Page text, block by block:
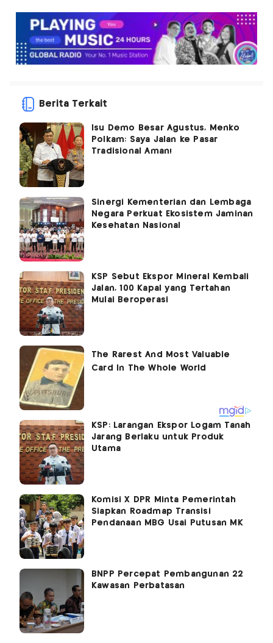
Berita Terkait
Isu Demo Besar Agustus, Menko
Polkam: Saya Jalan ke Pasar
Tradisional Aman!
Sinergi Kementerian dan Lembaga
Negara Perkuat Ekosistem Jaminan
Kesehatan Nasional
KSP Sebut Ekspor Mineral Kembali
Jalan, 100 Kapal yang Tertahan
Mulai Beroperasi
KSP: Larangan Ekspor Logam Tanah
Jarang Berlaku untuk Produk
Utama
Komisi X DPR Minta Pemerintah
Siapkan Roadmap Transisi
Pendanaan MBG Usai Putusan MK
BNPP Percepat Pembangunan 22
Kawasan Perbatasan